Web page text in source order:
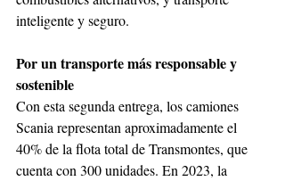
inteligente y seguro.
Por un transporte más responsable y
sostenible
Con esta segunda entrega, los camiones
Scania representan aproximadamente el
40% de la flota total de Transmontes, que
cuenta con 300 unidades. En 2023, la